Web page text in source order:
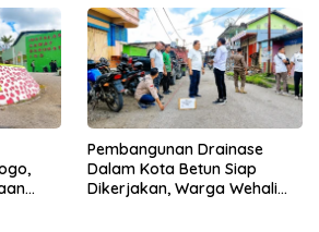
Pembangunan Drainase
Dalam Kota Betun Siap
Dikerjakan, Warga Wehali